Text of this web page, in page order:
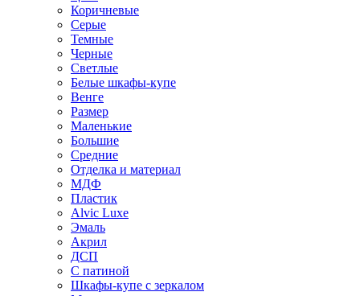
Коричневые
Серые
Темные
Черные
Светлые
Белые шкафы-купе
Венге
Размер
Маленькие
Большие
Средние
Отделка и материал
МДФ
Пластик
Alvic Luxe
Эмаль
Акрил
ДСП
С патиной
Шкафы-купе с зеркалом